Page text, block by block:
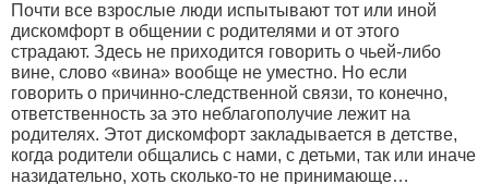
Почти все взрослые люди испытывают тот или иной
дискомфорт в общении с родителями и от этого
страдают. Здесь не приходится говорить о чьей-либо
вине, слово «вина» вообще не уместно. Но если
говорить о причинно-следственной связи, то конечно,
ответственность за это неблагополучие лежит на
родителях. Этот дискомфорт закладывается в детстве,
когда родители общались с нами, с детьми, так или иначе
назидательно, хоть сколько-то не принимающе…